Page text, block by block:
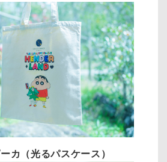
カ（光るパスケース）